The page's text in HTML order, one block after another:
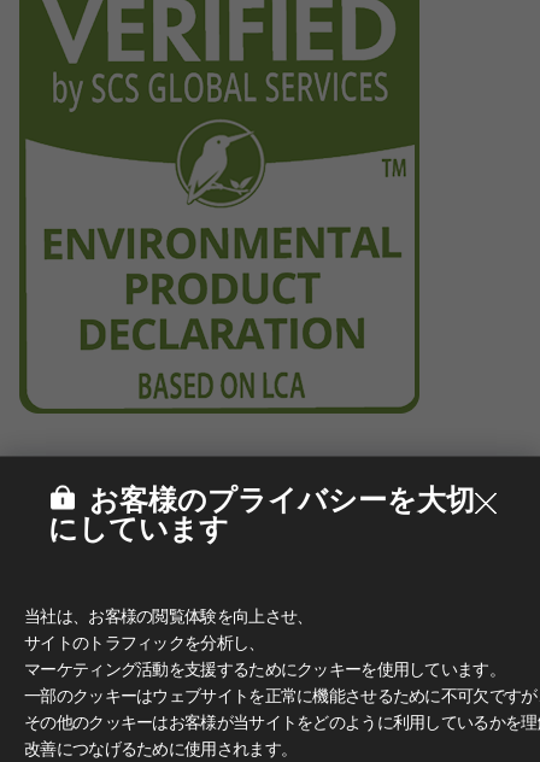
お客様のプライバシーを大切
にしています
当社は、お客様の閲覧体験を向上させ、
サイトのトラフィックを分析し、
マーケティング活動を支援するためにクッキーを使用しています。
一部のクッキーはウェブサイトを正常に機能させるために不可欠です
その他のクッキーはお客様が当サイトをどのように利用しているかを
改善につなげるために使用されます。